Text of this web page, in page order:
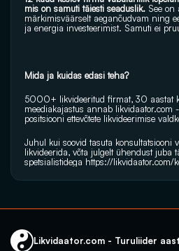
mis on samuti täiesti seaduslik. See on
märkimisväärselt aeganõudvam ning
ja energia investeerimist. Samuti ei
Mida ja kuidas edasi teha?
5000+ likvideeritud firmat, 30 aastat
meediakajastus annab likvidaator.com
positsiooni ettevõtete likvideerimise
Juhul kui soovid tasuta konsultatsiooni
likvideerida, võta julgelt ühendust juba
spetsialistidega https://likvidaator.com/
Likvidaator.com - Turuliider